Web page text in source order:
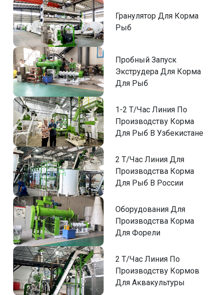
Гранулятор Для Корма
Рыб
Пробный Запуск
Экструдера Для Корма
Для Рыб
1-2 Т/Час Линия По
Производству Корма
Для Рыб В Узбекистане
2 Т/Час Линия Для
Производства Корма
Для Рыб В России
Оборудования Для
Производства Корма
Для Форели
2 Т/Час Линия По
Производству Кормов
Для Аквакультуры